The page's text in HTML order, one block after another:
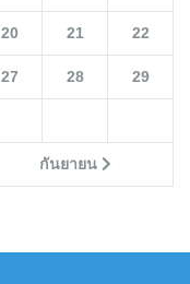
กันยายน
20 21 22
27 28 29